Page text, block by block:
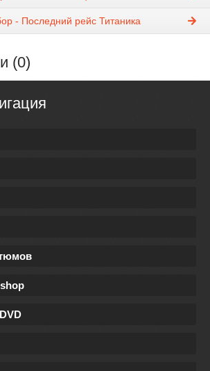
- Последний рейс Титаника
(0)